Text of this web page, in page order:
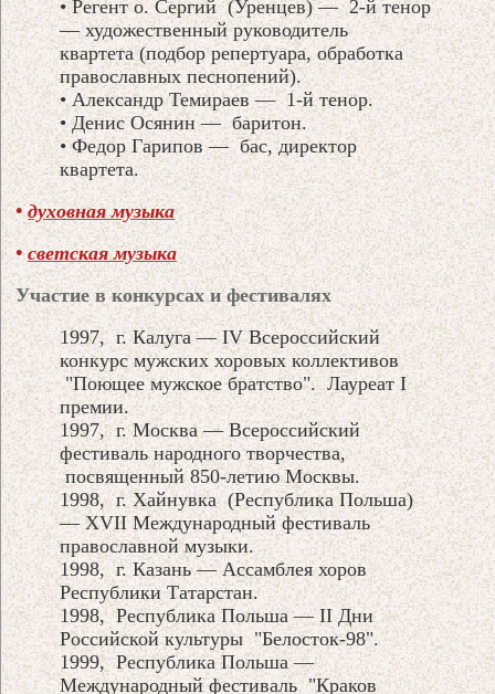
• Регент о. Сергий (Уренцев) — 2-й тенор
— художественный руководитель
квартета (подбор репертуара, обработка
православных песнопений).
• Александр Темираев — 1-й тенор.
• Денис Осянин — баритон.
• Федор Гарипов — бас, директор
квартета.
• духовная музыка
• светская музыка
Участие в конкурсах и фестивалях
1997, г. Калуга — IV Всероссийский
конкурс мужских хоровых коллективов
"Поющее мужское братство". Лауреат I
премии.
1997, г. Москва — Всероссийский
фестиваль народного творчества,
посвященный 850-летию Москвы.
1998, г. Хайнувка (Республика Польша)
— XVII Международный фестиваль
православной музыки.
1998, г. Казань — Ассамблея хоров
Республики Татарстан.
1998, Республика Польша — II Дни
Российской культуры "Белосток-98".
1999, Республика Польша —
Международный фестиваль "Краков